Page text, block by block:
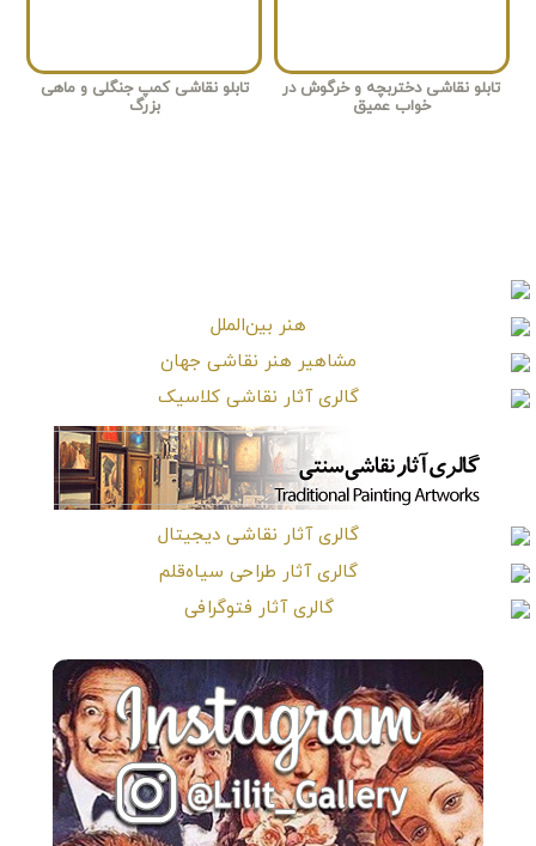
تابلو نقاشی دختربچه و خرگوش در
خواب عمیق
تابلو نقاشی کمپ جنگلی و ماهی
بزرگ